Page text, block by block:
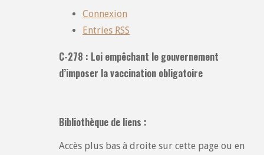
Connexion
Entries RSS
C-278 : Loi empêchant le gouvernement
d’imposer la vaccination obligatoire
Bibliothèque de liens :
Accès plus bas à droite sur cette page ou en